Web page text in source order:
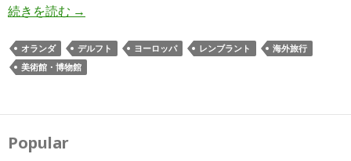
続きを読む ロイヤル・デルフト（Royal Delft）の美術館＆工
→
オランダ デルフト ヨーロッパ レンブラント
海外旅行
美術館・博物館
Popular